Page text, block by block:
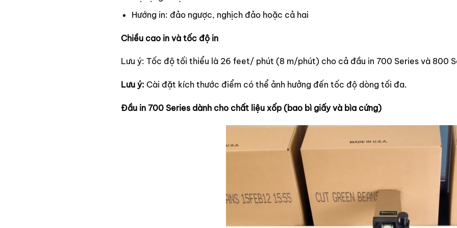
Hướng in: đảo ngược, nghịch đảo hoặc cả hai
Chiều cao in và tốc độ in
Lưu ý: Tốc độ tối thiểu là 26 feet/ phút (8 m/phút) cho cả đầu in 700 Series và 800
Lưu ý: Cài đặt kích thước điểm có thể ảnh hưởng đến tốc độ dòng tối đa.
Đầu in 700 Series dành cho chất liệu xốp (bao bì giấy và bìa cứng)